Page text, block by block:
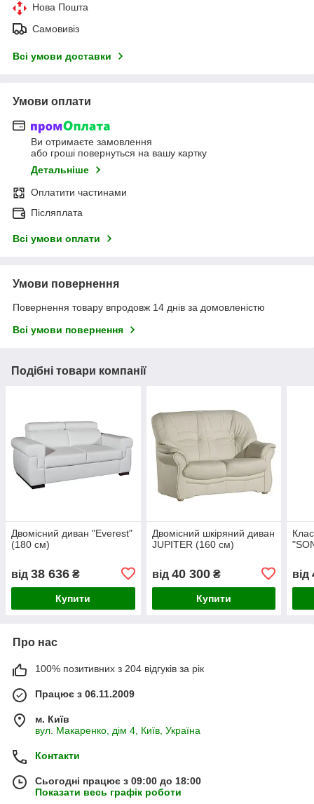
Нова Пошта
Самовивіз
Всі умови доставки
Умови оплати
Ви отримаєте замовлення
або гроші повернуться на вашу картку
Детальніше
Оплатити частинами
Післяплата
Всі умови оплати
Умови повернення
Повернення товару впродовж 14 днів за домовленістю
Всі умови повернення
Подібні товари компанії
Двомісний диван "Everest"
(180 см)
від 38 636 ₴
Купити
Двомісний шкіряний диван
JUPITER (160 см)
від 40 300₴
Купити
від
Про нас
100% позитивних з 204 відгуків за рік
Працює з 06.11.2009
м. Київ
вул. Макаренко, дім 4, Київ, Україна
Контакти
Сьогодні працює з 09:00 до 18:00
Показати весь графік роботи